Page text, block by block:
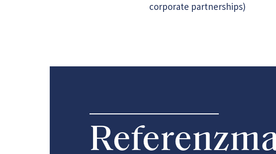
corporate partnerships)